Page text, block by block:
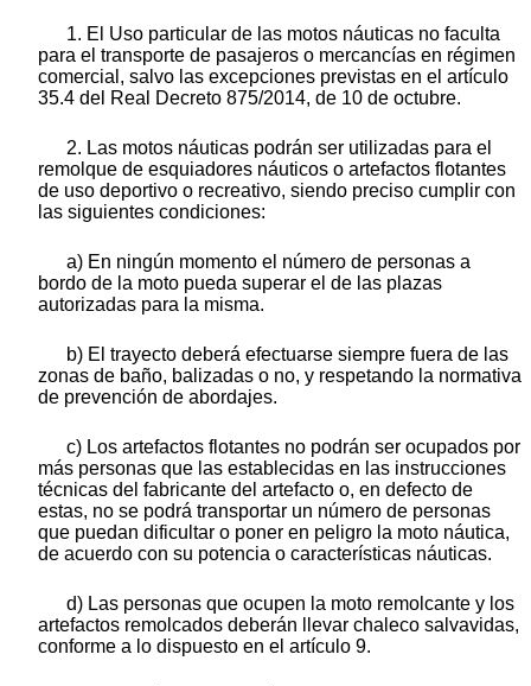
1. El Uso particular de las motos náuticas no faculta
para el transporte de pasajeros o mercancías en régimen
comercial, salvo las excepciones previstas en el artículo
35.4 del Real Decreto 875/2014, de 10 de octubre.
2. Las motos náuticas podrán ser utilizadas para el
remolque de esquiadores náuticos o artefactos flotantes
de uso deportivo o recreativo, siendo preciso cumplir con
las siguientes condiciones:
a) En ningún momento el número de personas a
bordo de la moto pueda superar el de las plazas
autorizadas para la misma.
b) El trayecto deberá efectuarse siempre fuera de las
zonas de baño, balizadas o no, y respetando la normativa
de prevención de abordajes.
c) Los artefactos flotantes no podrán ser ocupados por
más personas que las establecidas en las instrucciones
técnicas del fabricante del artefacto o, en defecto de
estas, no se podrá transportar un número de personas
que puedan dificultar o poner en peligro la moto náutica,
de acuerdo con su potencia o características náuticas.
d) Las personas que ocupen la moto remolcante y los
artefactos remolcados deberán llevar chaleco salvavidas,
conforme a lo dispuesto en el artículo 9.